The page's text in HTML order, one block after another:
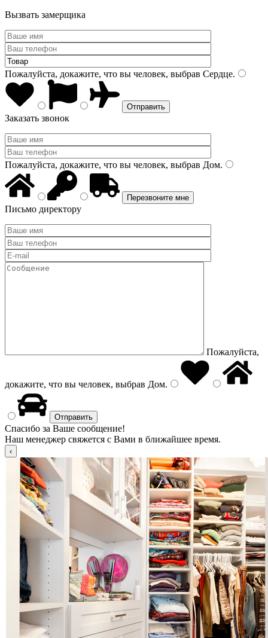
Вызвать замерщика
Пожалуйста, докажите, что вы человек, выбрав Сердце.
Заказать звонок
Пожалуйста, докажите, что вы человек, выбрав Дом.
Письмо директору
Пожалуйста,
докажите, что вы человек, выбрав Дом.
Спасибо за Ваше сообщение!
Наш менеджер свяжется с Вами в ближайшее время.